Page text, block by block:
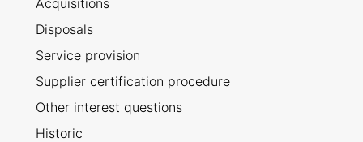
Acquisitions
Disposals
Service provision
Supplier certification procedure
Other interest questions
Historic